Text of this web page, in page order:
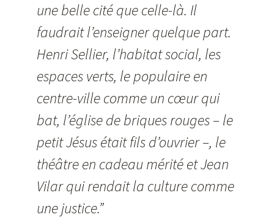
une belle cité que celle-là. Il
faudrait l’enseigner quelque part.
Henri Sellier, l’habitat social, les
espaces verts, le populaire en
centre-ville comme un cœur qui
bat, l’église de briques rouges – le
petit Jésus était fils d’ouvrier –, le
théâtre en cadeau mérité et Jean
Vilar qui rendait la culture comme
une justice.”